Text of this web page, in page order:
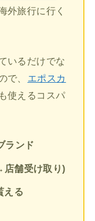
外旅行に行く
いるだけでな
で、
エポスカ
使えるコスパ
ランド
店舗受け取り)
える